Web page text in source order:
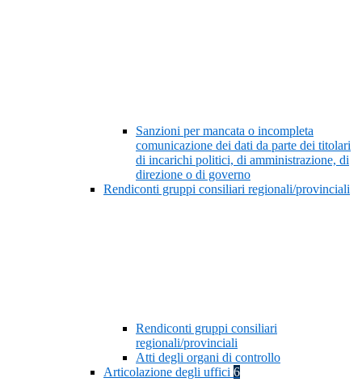
Sanzioni per mancata o incompleta
comunicazione dei dati da parte dei titolari
di incarichi politici, di amministrazione, di
direzione o di governo
Rendiconti gruppi consiliari regionali/provinciali
Rendiconti gruppi consiliari
regionali/provinciali
Atti degli organi di controllo
Articolazione degli uffici 6